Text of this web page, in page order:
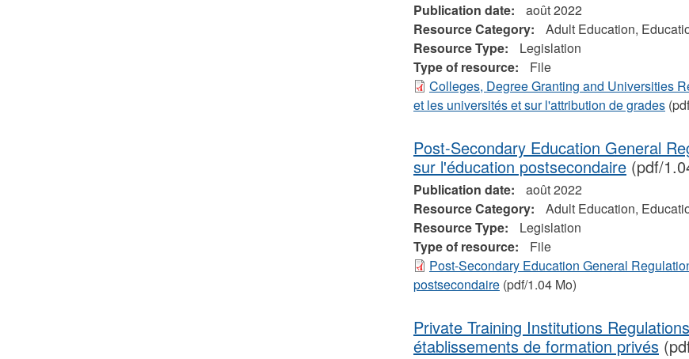
Publication date:
août 2022
Resource Category:
Adult Education,
Resource Type:
Legislation
Type of resource:
File
Colleges, Degree Granting and Universities
et les universités et sur l'attribution de grades
Post-Secondary Education General
sur l'éducation postsecondaire(pdf/
Publication date:
août 2022
Resource Category:
Adult Education,
Resource Type:
Legislation
Type of resource:
File
Post-Secondary Education General
postsecondaire(pdf/1.04 Mo)
Private Training Institutions
établissements de formation privés